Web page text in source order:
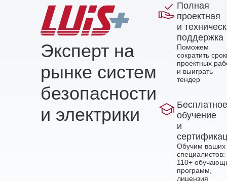
Эксперт на
рынке систем
безопасности
и электрики
Полная
проектная
и
поддержка
Поможем
сократить
проектных
и выиграть
тендер
Бесплатное
обучение
и
Обучим ваших
специалистов:
110+
программ,
лицензия